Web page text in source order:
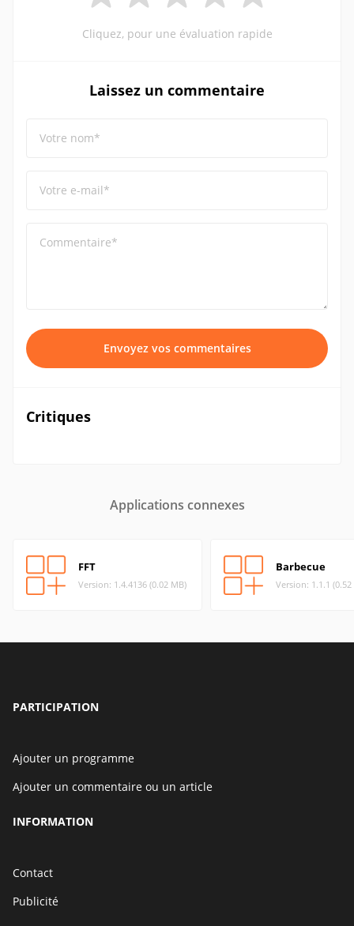
Cliquez, pour une évaluation rapide
Laissez un commentaire
Votre nom*
Votre e-mail*
Commentaire*
Envoyez vos commentaires
Critiques
Applications connexes
FFT
Version: 1.4.4136 (0.02 MB)
Barbecue
Version: 1.1.1 (0.52
PARTICIPATION
Ajouter un programme
Ajouter un commentaire ou un article
INFORMATION
Contact
Publicité